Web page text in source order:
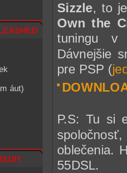
áut)
Sizzle, to
Own the
tuningu v
Dávnejšie
pre PSP (
P.S: Tu si
oblečenia.
55DSL.